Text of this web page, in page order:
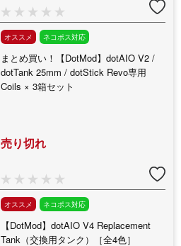
オススメ ネコポス対応
まとめ買い！【DotMod】dotAIO V2 /
dotTank 25mm / dotStick Revo専用
Coils × 3箱セット
売り切れ
オススメ ネコポス対応
【DotMod】dotAIO V4 Replacement
Tank（交換用タンク）［全4色］